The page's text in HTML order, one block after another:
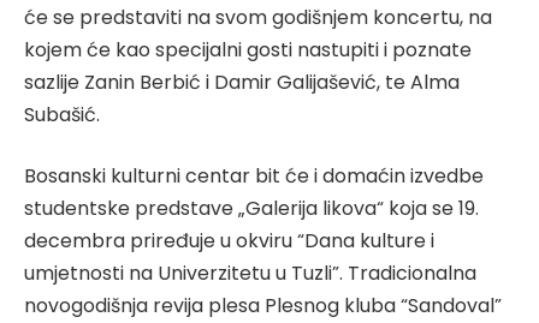
će se predstaviti na svom godišnjem koncertu, na
kojem će kao specijalni gosti nastupiti i poznate
sazlije Zanin Berbić i Damir Galijašević, te Alma
Subašić.
Bosanski kulturni centar bit će i domaćin izvedbe
studentske predstave „Galerija likova“ koja se 19.
decembra priređuje u okviru “Dana kulture i
umjetnosti na Univerzitetu u Tuzli”. Tradicionalna
novogodišnja revija plesa Plesnog kluba “Sandoval”